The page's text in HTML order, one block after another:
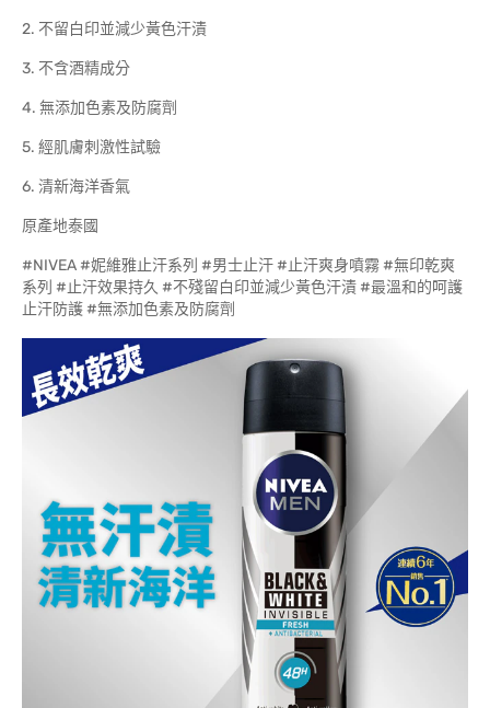
2. 不留白印並減少黃色汗漬
3. 不含酒精成分
4. 無添加色素及防腐劑
5. 經肌膚刺激性試驗
6. 清新海洋香氣
原產地泰國
#NIVEA #妮維雅止汗系列 #男士止汗 #止汗爽身噴霧 #無印乾爽
系列 #止汗效果持久 #不殘留白印並減少黃色汗漬 #最溫和的呵護
止汗防護 #無添加色素及防腐劑